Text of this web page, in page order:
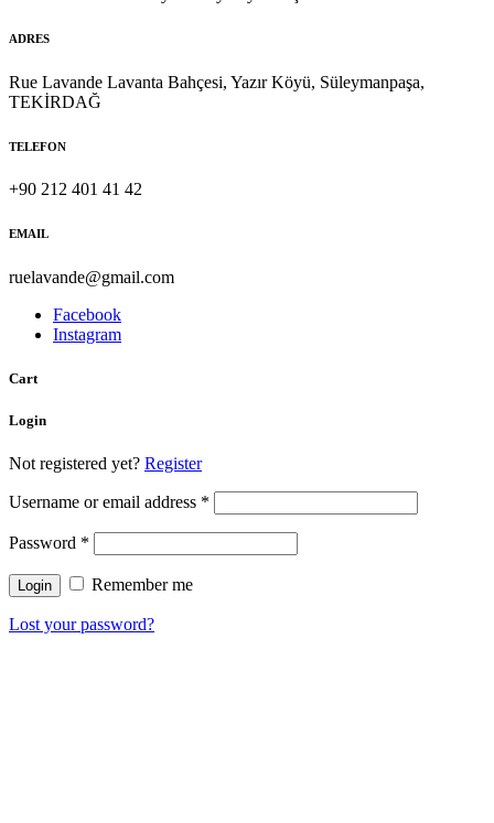
ADRES
Rue Lavande Lavanta Bahçesi, Yazır Köyü, Süleymanpaşa,
TEKİRDAĞ
TELEFON
+90 212 401 41 42
EMAIL
ruelavande@gmail.com
Facebook
Instagram
Cart
Login
Not registered yet? Register
Username or email address *
Password *
Remember me
Lost your password?